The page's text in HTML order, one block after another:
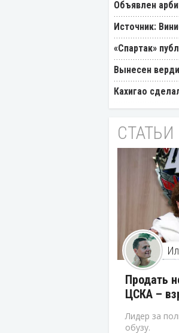
Объявлен
Источник:
«Спартак»
Вынесен
Кахигао
СТАТЬИ
Продать
ЦСКА –
Лидер за
обузу.